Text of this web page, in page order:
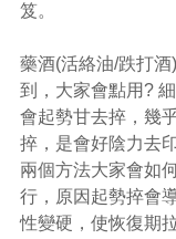
笈。
藥酒(活絡油/跌打
到，大家會點用?
會起勢甘去捽，幾
捽，是會好陰力去
兩個方法大家會如
行，原因起勢捽會
性變硬，使恢復期